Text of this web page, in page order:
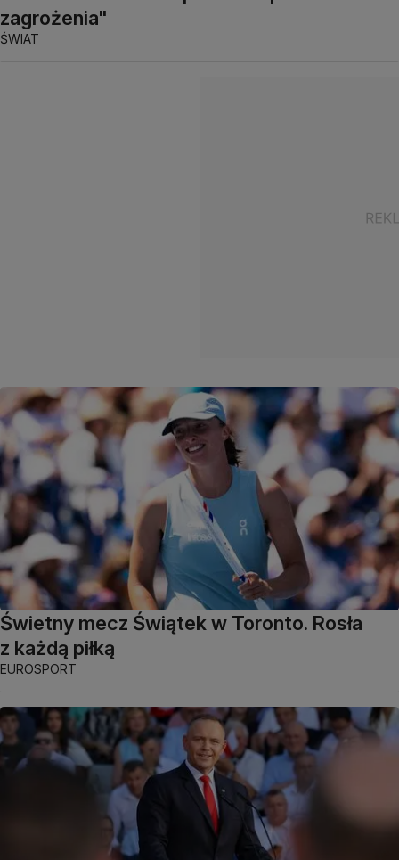
zagrożenia"
ŚWIAT
Świetny mecz Świątek w Toronto. Rosła
z każdą piłką
EUROSPORT